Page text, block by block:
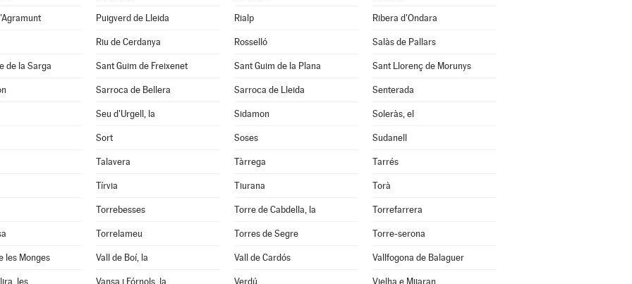
Puigverd de Lleida Rialp Ribera d'Ondara
Riu de Cerdanya Rosselló Salàs de Pallars
de la Sarga Sant Guim de Freixenet Sant Guim de la Plana Sant Llorenç de Morunys
Sarroca de Bellera Sarroca de Lleida Senterada
Seu d'Urgell, la Sidamon Soleràs, el
Sort Soses Sudanell
Talavera Tàrrega Tarrés
Tírvia Tiurana Torà
Torrebesses Torre de Cabdella, la Torrefarrera
Torrelameu Torres de Segre Torre-serona
les Monges Vall de Boí, la Vall de Cardós Vallfogona de Balaguer
les Vansa i Fórnols, la Verdú Vielha e Mijaran